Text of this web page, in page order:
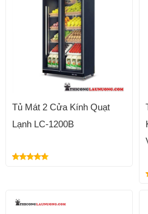
Tủ Mát 2 Cửa Kính Quạt
Lạnh LC-1200B